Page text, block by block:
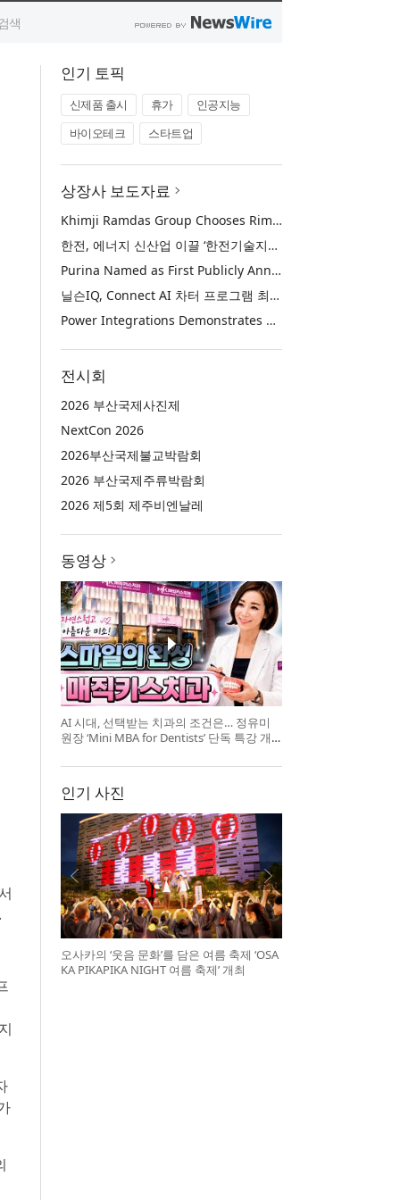
인기 토픽
신제품 출시 휴가
인공지능
바이오테크
스타트업
상장사 보도자료
Khimji Ramdas Group Chooses Rimini Street to Reduce SAP Support Costs, Protect 700+ Customizations and Reinvest Savings in Innovation
한전, 에너지 신산업 이끌 ‘한전기술지주’ 공식 출범
Purina Named as First Publicly Announced NIQ ConnectAI Charter Client
닐슨IQ, Connect AI 차터 프로그램 최초 고객사 ‘퓨리나’ 선정
Power Integrations Demonstrates World’s First 2200 V GaN Technology for Next-Era High-Voltage Power Systems
전시회
2026 부산국제사진제
NextCon 2026
2026부산국제불교박람회
2026 부산국제주류박람회
2026 제5회 제주비엔날레
동영상
AI 시대, 선택받는 치과의 조건은… 정유미
원장 ‘Mini MBA for Dentists’ 단독 특강 개
인기 사진
오사카의 ‘웃음 문화’를 담은 여름 축제 ‘OSA
KA PIKAPIKA NIGHT 여름 축제’ 개최